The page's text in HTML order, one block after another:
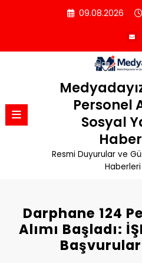
09.08.2026
Personel
Sosyal
Resmi Duyurular ve
Haberleri
Darphane 124
Alımı Başladı:
Başvurular